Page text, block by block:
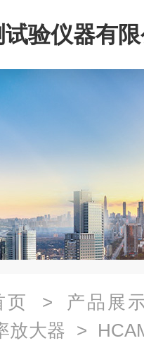
验仪器有
页 > 产品展
放大器 >